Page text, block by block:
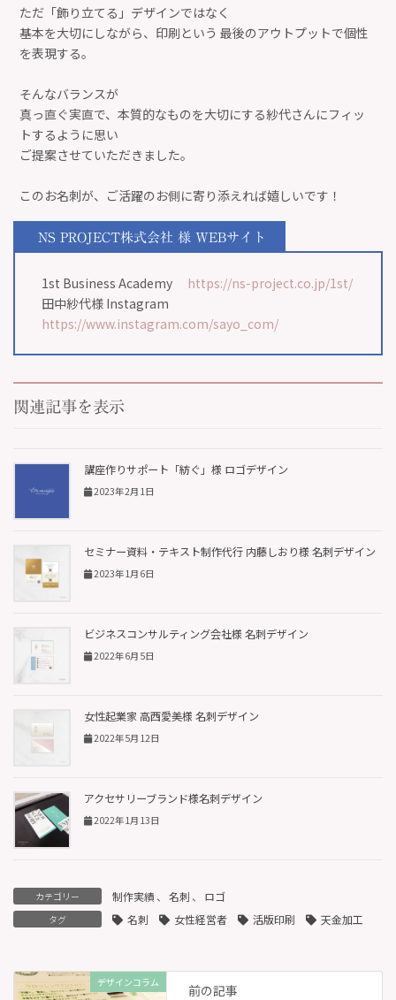
ただ「飾り立てる」デザインではなく
基本を大切にしながら、印刷という 最後のアウトプットで個性
を表現する。
そんなバランスが
真っ直ぐ実直で、本質的なものを大切にする紗代さんにフィッ
トするように思い
ご提案させていただきました。
このお名刺が、ご活躍のお側に寄り添えれば嬉しいです！
NS PROJECT株式会社 様 WEBサイト
1st Business Academy
https://ns-project.co.jp/1st/
田中紗代様 Instagram
https://www.instagram.com/sayo_com/
関連記事を表示
講座作りサポート「紡ぐ」様 ロゴデザイン
2023年2月1日
セミナー資料・テキスト制作代行 内藤しおり様 名刺デザイン
2023年1月6日
ビジネスコンサルティング会社様 名刺デザイン
2022年6月5日
女性起業家 高西愛美様 名刺デザイン
2022年5月12日
アクセサリーブランド様名刺デザイン
2022年1月13日
カテゴリー 制作実績 、 名刺 、 ロゴ
タグ 名刺 女性経営者 活版印刷 天金加工
デザインコラム 前の記事